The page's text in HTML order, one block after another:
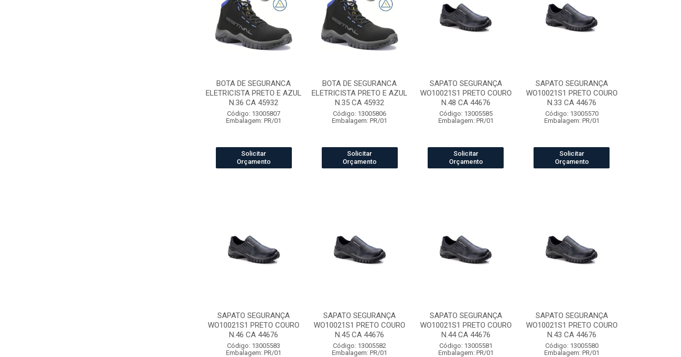
BOTA DE SEGURANCA
ELETRICISTA PRETO E AZUL
N.36 CA 45932
Código: 13005807
Embalagem: PR/01
Solicitar
Orçamento
BOTA DE SEGURANCA
ELETRICISTA PRETO E AZUL
N.35 CA 45932
Código: 13005806
Embalagem: PR/01
Solicitar
Orçamento
SAPATO SEGURANÇA
WO10021S1 PRETO COURO
N.48 CA 44676
Código: 13005585
Embalagem: PR/01
Solicitar
Orçamento
SAPATO SEGURANÇA
WO10021S1 PRETO COURO
N.33 CA 44676
Código: 13005570
Embalagem: PR/01
Solicitar
Orçamento
SAPATO SEGURANÇA
WO10021S1 PRETO COURO
N.46 CA 44676
Código: 13005583
Embalagem: PR/01
SAPATO SEGURANÇA
WO10021S1 PRETO COURO
N.45 CA 44676
Código: 13005582
Embalagem: PR/01
SAPATO SEGURANÇA
WO10021S1 PRETO COURO
N.44 CA 44676
Código: 13005581
Embalagem: PR/01
SAPATO SEGURANÇA
WO10021S1 PRETO COURO
N.43 CA 44676
Código: 13005580
Embalagem: PR/01